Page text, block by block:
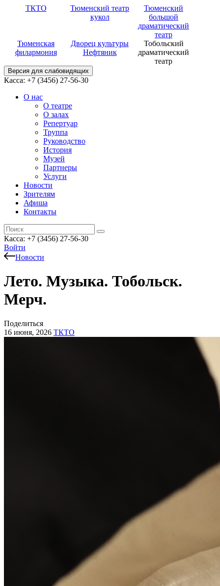
ТКТО
Тюменский театр
кукол
Тюменский
большой
драматический
театр
Тюменская
филармония
Дворец культуры
Нефтяник
Тобольский
драматический
театр
Версия для слабовидящих
Касса: +7 (3456) 27-56-30
О нас
О театре
О залах
Репертуар
Труппа
Руководство
История
Музей
Партнеры
Услуги
Новости
Зрителям
Афиша
Контакты
Касса: +7 (3456) 27-56-30
Войти
Новости
Лето. Музыка. Тобольск.
Мерч.
Поделиться
16 июня, 2026 ТКТО